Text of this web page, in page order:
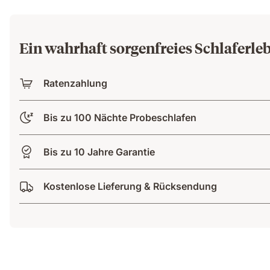
Ein wahrhaft sorgenfreies
Ratenzahlung
Bis zu 100 Nächte Probeschlafen
Bis zu 10 Jahre Garantie
Kostenlose Lieferung & Rücksendung